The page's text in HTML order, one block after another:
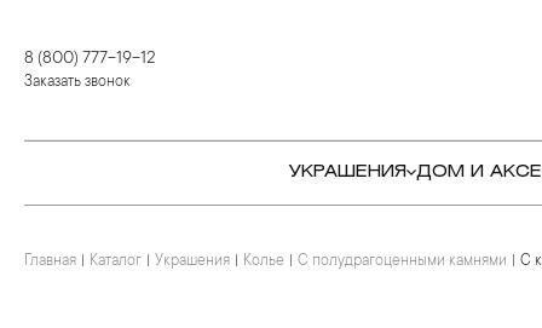
8 (800) 777-19-12
Заказать звонок
УКРАШЕНИЯ
КОЛЬЦА
ДОМ И
СТОЛОВЫЕ ПРИБОРЫ
КОЛЬЦА
Главная Каталог Украшения Колье С полудрагоценными камнями С